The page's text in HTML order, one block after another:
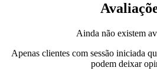
Ainda não existem
Apenas clientes com sessão iniciada
podem deixar